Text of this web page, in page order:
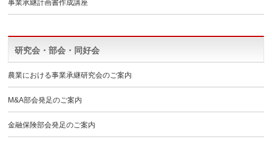
事業承継計画書作成講座
研究会・部会・同好会
農業における事業承継研究会のご案内
M&A部会発足のご案内
金融保険部会発足のご案内